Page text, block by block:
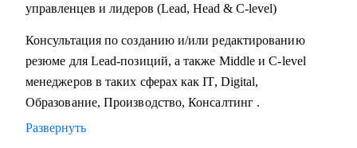
крупных компаний.
управленцев и лидеров (Lead, Head & C-level)
Консультация по созданию и/или редактированию
резюме для Lead-позиций, а также Middle и C-level
менеджеров в таких сферах как IT, Digital,
Образование, Производство, Консалтинг .
Развернуть